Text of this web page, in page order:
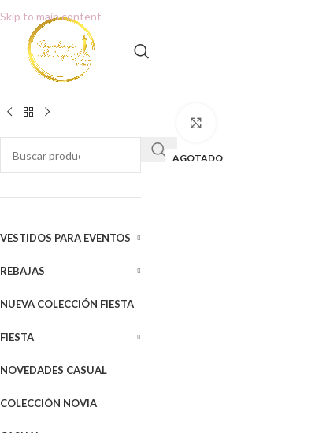
Skip to main content
VESTIDOS PARA EVENTOS
REBAJAS
NUEVA COLECCIÓN FIESTA
FIESTA
NOVEDADES CASUAL
COLECCIÓN NOVIA
AGOTADO